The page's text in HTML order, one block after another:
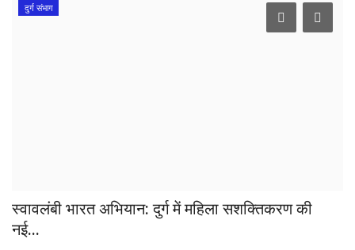
दुर्ग संभाग
स्वावलंबी भारत अभियान: दुर्ग में महिला सशक्तिकरण की
नई...